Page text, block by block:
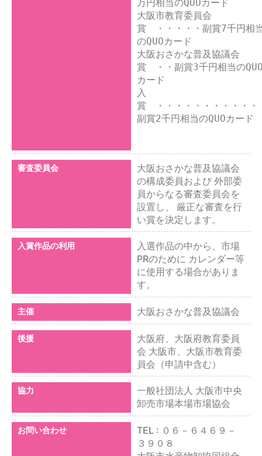
万円相当のQUOカード
大阪市教育委員会
賞　・・・・・副賞7千円相
のQUOカード
大阪おさかな普及協議会
賞　・・副賞3千円相当の
カード
入
賞　・・・・・・・・・・・
副賞2千円相当のQUOカード
審査委員会
大阪おさかな普及協議会
の構成委員および 外部委
員からなる審査委員会を
設置し、 厳正な審査を行
い賞を決定します。
入賞作品の利用
入選作品の中から、市場
PRのために カレンダー等
に使用する場合がありま
す。
主催 大阪おさかな普及協議会
後援
大阪府、大阪府教育委員
会 大阪市、大阪市教育委
員会（申請中含む）
協力
一般社団法人 大阪市中央
卸売市場本場市場協会
お問い合わせ
TEL : ０６－６４６９－
３９０８